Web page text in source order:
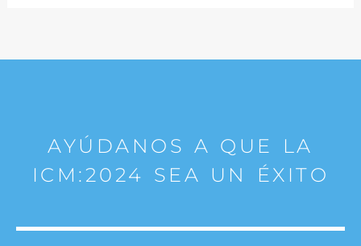
AYÚDANOS A QUE LA
ICM:2024 SEA UN ÉXITO